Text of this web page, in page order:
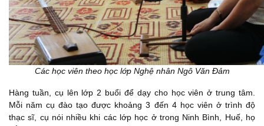
Các học viên theo học lớp Nghệ nhân Ngô Văn Đảm
Hàng tuần, cụ lên lớp 2 buổi để dạy cho học viên ở trung tâm.
Mỗi năm cụ đào tạo được khoảng 3 đến 4 học viên ở trình độ
thạc sĩ, cụ nói nhiều khi các lớp học ở trong Ninh Bình, Huế, họ